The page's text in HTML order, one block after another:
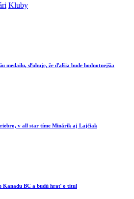
Kluby
medailu, sľubuje, že ďalšia bude hodnotnejšia
v all star tíme Minárik aj Lajčiak
Kanadu BC a budú hrať o titul